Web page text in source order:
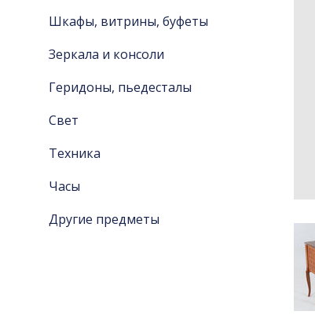
Шкафы, витрины, буфеты
Зеркала и консоли
Геридоны, пьедесталы
Свет
Техника
Часы
Другие предметы